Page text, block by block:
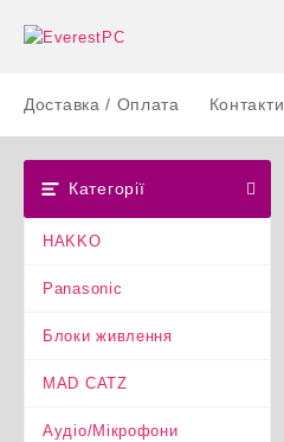
Доставка / Оплата Контакти
Категорії
HAKKO
Panasonic
Блоки живлення
MAD CATZ
Аудіо/Мікрофони